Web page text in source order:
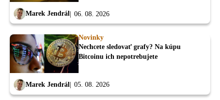
Marek Jendrál 06. 08. 2026
Novinky
Nechcete sledovať grafy? Na kúpu
Bitcoinu ich nepotrebujete
Marek Jendrál 05. 08. 2026